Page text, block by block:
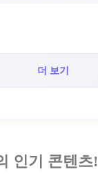
더 보기
인기 콘텐츠!